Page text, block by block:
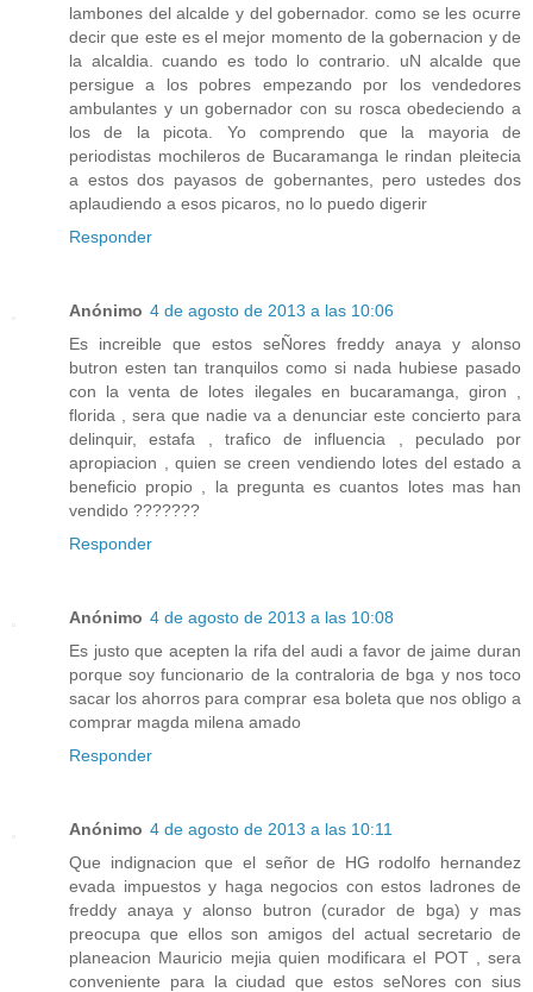
lambones del alcalde y del gobernador. como se les ocurre
decir que este es el mejor momento de la gobernacion y de
la alcaldia. cuando es todo lo contrario. uN alcalde que
persigue a los pobres empezando por los vendedores
ambulantes y un gobernador con su rosca obedeciendo a
los de la picota. Yo comprendo que la mayoria de
periodistas mochileros de Bucaramanga le rindan pleitecia
a estos dos payasos de gobernantes, pero ustedes dos
aplaudiendo a esos picaros, no lo puedo digerir
Responder
Anónimo 4 de agosto de 2013 a las 10:06
Es increible que estos seÑores freddy anaya y alonso
butron esten tan tranquilos como si nada hubiese pasado
con la venta de lotes ilegales en bucaramanga, giron ,
florida , sera que nadie va a denunciar este concierto para
delinquir, estafa , trafico de influencia , peculado por
apropiacion , quien se creen vendiendo lotes del estado a
beneficio propio , la pregunta es cuantos lotes mas han
vendido ???????
Responder
Anónimo 4 de agosto de 2013 a las 10:08
Es justo que acepten la rifa del audi a favor de jaime duran
porque soy funcionario de la contraloria de bga y nos toco
sacar los ahorros para comprar esa boleta que nos obligo a
comprar magda milena amado
Responder
Anónimo 4 de agosto de 2013 a las 10:11
Que indignacion que el señor de HG rodolfo hernandez
evada impuestos y haga negocios con estos ladrones de
freddy anaya y alonso butron (curador de bga) y mas
preocupa que ellos son amigos del actual secretario de
planeacion Mauricio mejia quien modificara el POT , sera
conveniente para la ciudad que estos seNores con sius